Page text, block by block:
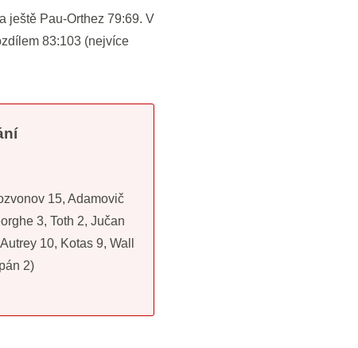
ještě Pau-Orthez 79:69. V
83:103 (nejvíce
15, Adamovič
3, Toth 2, Jučan
10, Kotas 9, Wall
2)